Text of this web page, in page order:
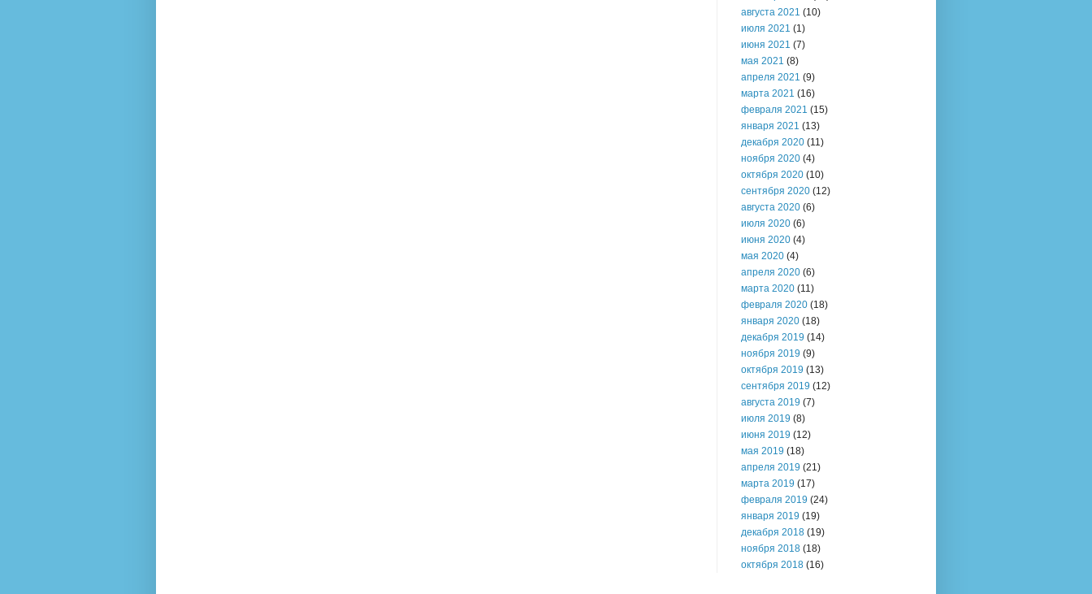
августа 2021 (10)
июля 2021 (1)
июня 2021 (7)
мая 2021 (8)
апреля 2021 (9)
марта 2021 (16)
февраля 2021 (15)
января 2021 (13)
декабря 2020 (11)
ноября 2020 (4)
октября 2020 (10)
сентября 2020 (12)
августа 2020 (6)
июля 2020 (6)
июня 2020 (4)
мая 2020 (4)
апреля 2020 (6)
марта 2020 (11)
февраля 2020 (18)
января 2020 (18)
декабря 2019 (14)
ноября 2019 (9)
октября 2019 (13)
сентября 2019 (12)
августа 2019 (7)
июля 2019 (8)
июня 2019 (12)
мая 2019 (18)
апреля 2019 (21)
марта 2019 (17)
февраля 2019 (24)
января 2019 (19)
декабря 2018 (19)
ноября 2018 (18)
октября 2018 (16)